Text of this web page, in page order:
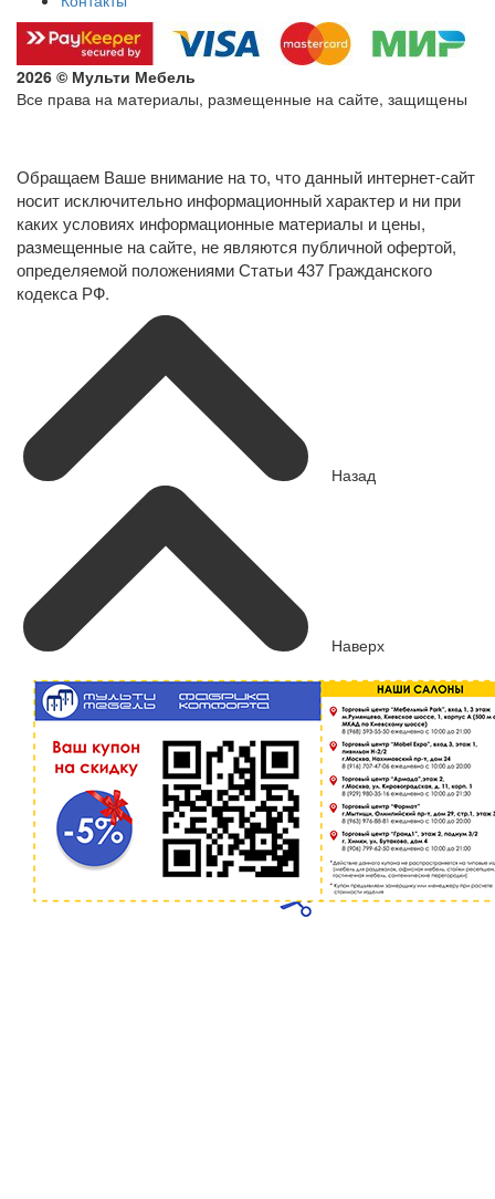
2026 © Мульти Мебель
Все права на материалы, размещенные на сайте, защищены
Обращаем Ваше внимание на то, что данный интернет-сайт
носит исключительно информационный характер и ни при
каких условиях информационные материалы и цены,
размещенные на сайте, не являются публичной офертой,
определяемой положениями Статьи 437 Гражданского
кодекса РФ.
Назад
Наверх